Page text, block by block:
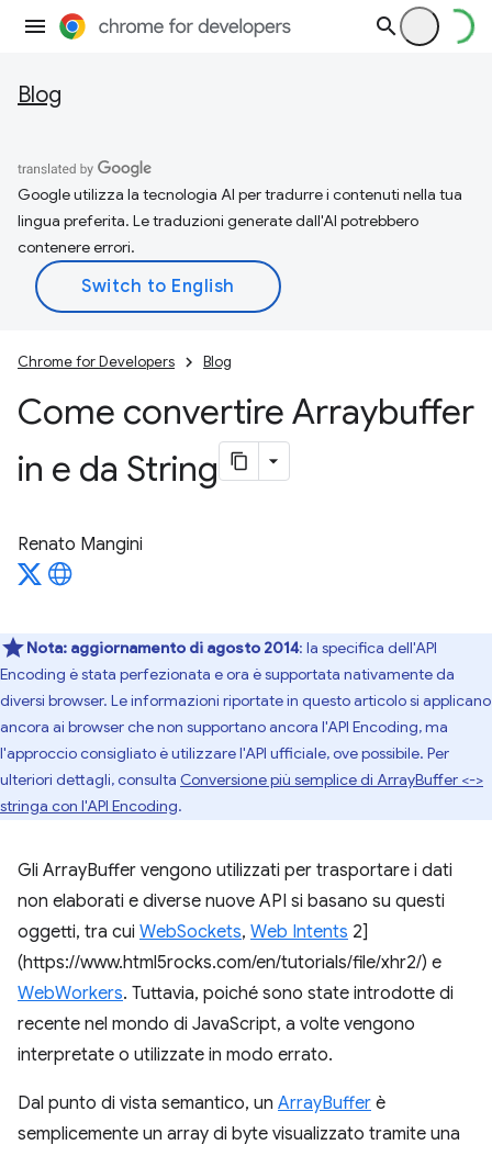
Blog
Google utilizza la tecnologia AI per tradurre i contenuti nella tua
lingua preferita. Le traduzioni generate dall'AI potrebbero
contenere errori.
Chrome for Developers Blog
Come convertire Arraybuffer
in e da String
Renato Mangini
Nota: aggiornamento di agosto 2014: la specifica dell'API
Encoding è stata perfezionata e ora è supportata nativamente da
diversi browser. Le informazioni riportate in questo articolo si applicano
ancora ai browser che non supportano ancora l'API Encoding, ma
l'approccio consigliato è utilizzare l'API ufficiale, ove possibile. Per
ulteriori dettagli, consulta Conversione più semplice di ArrayBuffer <->
stringa con l'API Encoding.
Gli ArrayBuffer vengono utilizzati per trasportare i dati
non elaborati e diverse nuove API si basano su questi
oggetti, tra cui WebSockets, Web Intents 2]
(https://www.html5rocks.com/en/tutorials/file/xhr2/) e
WebWorkers. Tuttavia, poiché sono state introdotte di
recente nel mondo di JavaScript, a volte vengono
interpretate o utilizzate in modo errato.
Dal punto di vista semantico, un ArrayBuffer è
semplicemente un array di byte visualizzato tramite una